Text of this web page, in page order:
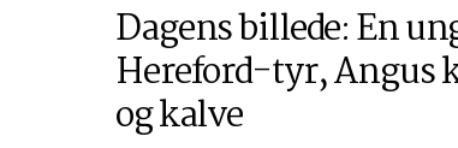
Dagens billede: En
Hereford-tyr, Angus
og kalve